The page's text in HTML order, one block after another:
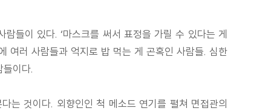
들이 있다. ‘마스크를 써서 표정을 가릴 수 있다는 게
여러 사람들과 억지로 밥 먹는 게 곤혹인 사람들. 심한
이다.
는 것이다. 외향인인 척 메소드 연기를 펼쳐 면접관의